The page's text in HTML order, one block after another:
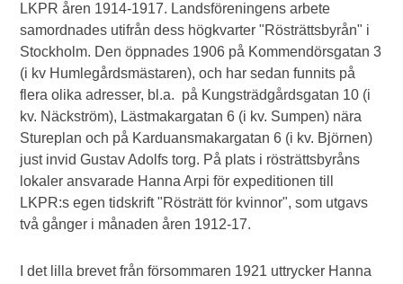
LKPR åren 1914-1917. Landsföreningens arbete
samordnades utifrån dess högkvarter "Rösträttsbyrån" i
Stockholm. Den öppnades 1906 på Kommendörsgatan 3
(i kv Humlegårdsmästaren), och har sedan funnits på
flera olika adresser, bl.a. på Kungsträdgårdsgatan 10 (i
kv. Näckström), Lästmakargatan 6 (i kv. Sumpen) nära
Stureplan och på Karduansmakargatan 6 (i kv. Björnen)
just invid Gustav Adolfs torg. På plats i rösträttsbyråns
lokaler ansvarade Hanna Arpi för expeditionen till
LKPR:s egen tidskrift "Rösträtt för kvinnor", som utgavs
två gånger i månaden åren 1912-17.
I det lilla brevet från försommaren 1921 uttrycker Hanna